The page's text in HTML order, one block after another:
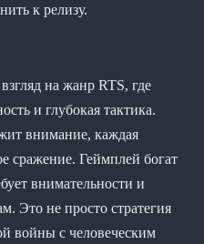
к релизу.
на жанр RTS, где
и глубокая тактика.
внимание, каждая
сражение. Геймплей богат
внимательности и
Это не просто стратегия
войны с человеческим